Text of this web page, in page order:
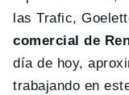
las Trafic,
comercial de
día de hoy,
trabajando en